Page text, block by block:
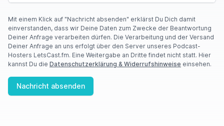
Mit einem Klick auf "Nachricht absenden" erklärst Du Dich damit
einverstanden, dass wir Deine Daten zum Zwecke der Beantwortung
Deiner Anfrage verarbeiten dürfen. Die Verarbeitung und der Versand
Deiner Anfrage an uns erfolgt über den Server unseres Podcast-
Hosters LetsCast.fm. Eine Weitergabe an Dritte findet nicht statt. Hier
kannst Du die Datenschutzerklärung & Widerrufshinweise einsehen.
Nachricht absenden